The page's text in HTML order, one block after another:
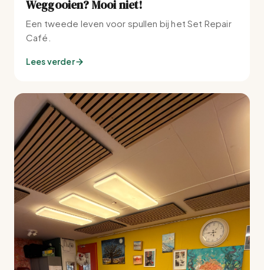
Weggooien? Mooi niet!
Een tweede leven voor spullen bij het Set Repair
Café.
Lees verder